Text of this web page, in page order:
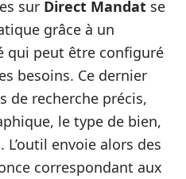
sur Direct Mandat se
grâce à un
qui peut être configuré
besoins. Ce dernier
de recherche précis,
le type de bien,
envoie alors des
correspondant aux